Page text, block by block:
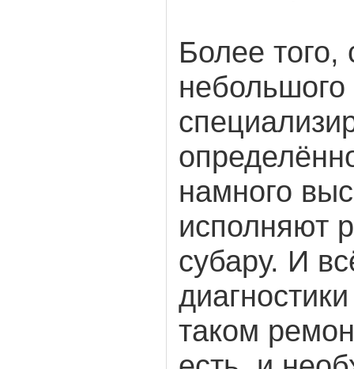
Более того,
намного
исполняют
субару. И
таком